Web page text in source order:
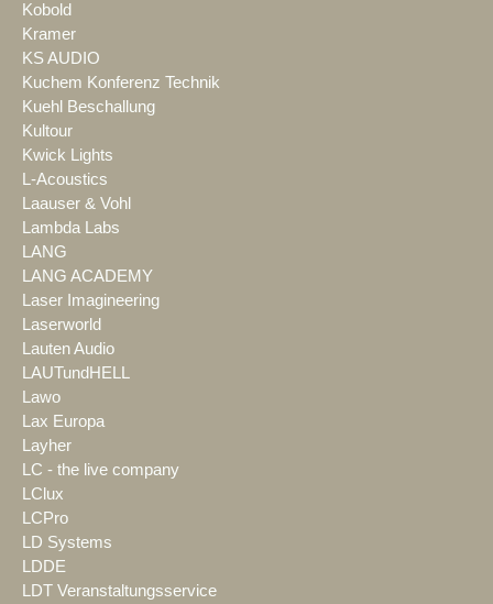
Kobold
Kramer
KS AUDIO
Kuchem Konferenz Technik
Kuehl Beschallung
Kultour
Kwick Lights
L-Acoustics
Laauser & Vohl
Lambda Labs
LANG
LANG ACADEMY
Laser Imagineering
Laserworld
Lauten Audio
LAUTundHELL
Lawo
Lax Europa
Layher
LC - the live company
LClux
LCPro
LD Systems
LDDE
LDT Veranstaltungsservice